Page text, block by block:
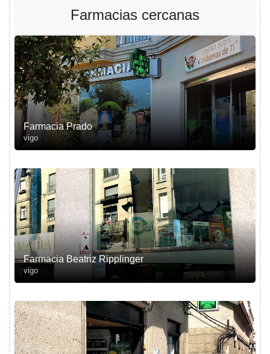
Farmacias cercanas
Farmacia Prado
vigo
Farmacia Beatriz Ripplinger
vigo